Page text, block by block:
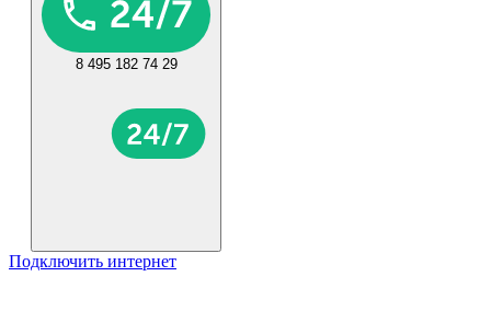
8 495 182 74 29
Подключить интернет